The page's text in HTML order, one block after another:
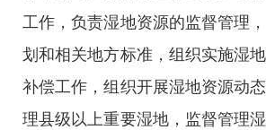
工作，负责湿地资源的监督管理
划和相关地方标准，组织实施湿
补偿工作，组织开展湿地资源动
理县级以上重要湿地，监督管理